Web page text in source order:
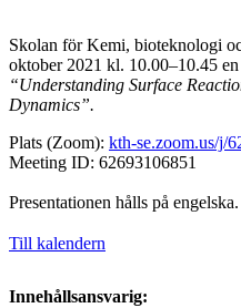
Skolan för Kemi, bioteknologi
oktober 2021 kl. 10.00–10.45
“Understanding Surface
Dynamics”.
Plats (Zoom): kth-se.zoom.us/j/
Meeting ID: 62693106851
Presentationen hålls på engelska.
Till kalendern
Innehållsansvarig: